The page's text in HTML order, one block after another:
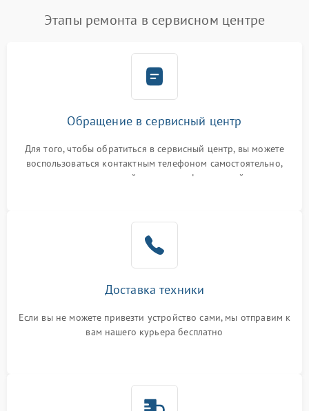
Этапы ремонта в сервисном центре
Обращение в сервисный центр
Для того, чтобы обратиться в сервисный центр, вы можете
воспользоваться контактным телефоном самостоятельно,
или оставить свой номер телефона на сайте
Доставка техники
Если вы не можете привезти устройство сами, мы отправим к
вам нашего курьера бесплатно